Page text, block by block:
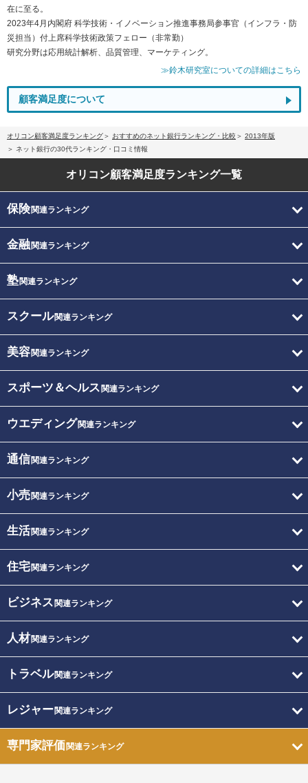
在に至る。
2023年4月内閣府 科学技術・イノベーション推進事務局参事官（インフラ・防
災担当）付上席科学技術政策フェロー（非常勤）
研究分野は応用統計解析、品質管理、マーケティング。
≫鈴木研究室についての詳細はこちら
顧客満足度について
オリコン顧客満足度ランキング おすすめのネット銀行ランキング・比較
2013年版
ネット銀行の30代ランキング・口コミ情報
オリコン顧客満足度ランキング一覧
保険関連ランキング
金融関連ランキング
塾関連ランキング
スクール関連ランキング
美容関連ランキング
スポーツ＆ヘルス 関連ランキング
ウエディング関連ランキング
通信関連ランキング
小売関連ランキング
生活関連ランキング
住宅関連ランキング
ビジネス 関連ランキング
人材関連ランキング
トラベル関連ランキング
レジャー関連ランキング
専門家評価関連ランキング